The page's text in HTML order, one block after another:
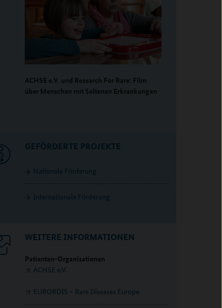
ACHSE e.V. und Research For Rare: Film
über Menschen mit Seltenen Erkrankungen
GEFÖRDERTE PROJEKTE
Nationale Förderung
Internationale Förderung
WEITERE INFORMATIONEN
Patienten-Organisationen
ACHSE e.V.
EURORDIS – Rare Diseases Europe